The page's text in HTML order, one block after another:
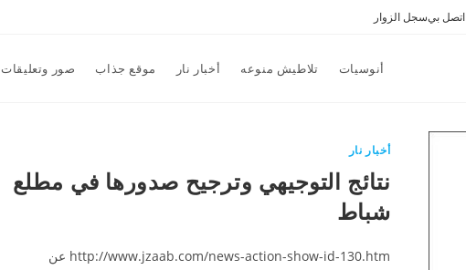
اتصل بيسجل الزوار
أنوسيات تلاطيش منوعه أخبار نار موقع جذاب صور وتعليقات
أخبار نار
نتائج التوجيهي وترجيح صدورها في مطلع
شباط
http://www.jzaab.com/news-action-show-id-130.htm عن